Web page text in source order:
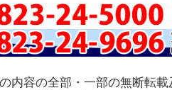
内容の全部・一部の無断転